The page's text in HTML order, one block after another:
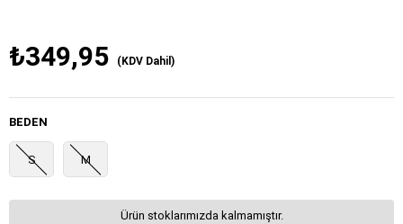
₺349,95 (KDV Dahil)
BEDEN
S M
Ürün stoklarımızda kalmamıştır.